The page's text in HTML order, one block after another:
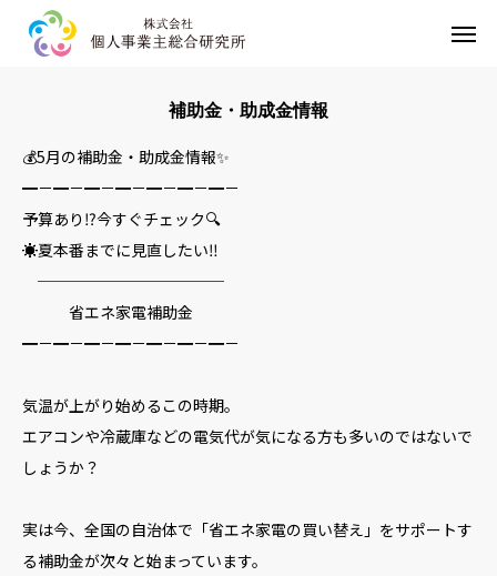
補助金・助成金情報
💰5月の補助金・助成金情報✨
━－━－━－━－━－━－━－
予算あり⁉️今すぐチェック🔍
☀️夏本番までに見直したい‼️
────────────
省エネ家電補助金
━－━－━－━－━－━－━－
気温が上がり始めるこの時期。
エアコンや冷蔵庫などの電気代が気になる方も多いのではないで
しょうか？
実は今、全国の自治体で「省エネ家電の買い替え」をサポートす
る補助金が次々と始まっています。
事業内容
お問い合わせ
プライバシーポリシー